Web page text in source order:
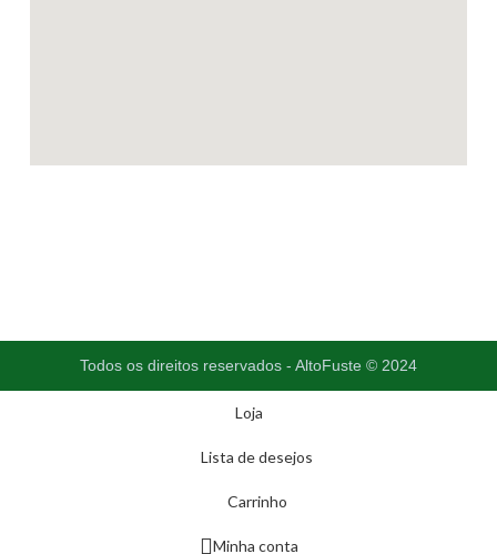
Todos os direitos reservados - AltoFuste © 2024
Loja
Lista de desejos
Carrinho
Minha conta